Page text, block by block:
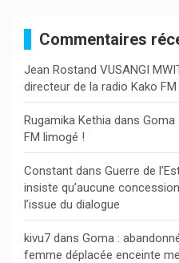
c
h
e
r
Commentaires
Jean Rostand VUSANGI
directeur de la radio Kako
Rugamika Kethia dans Goma
FM limogé !
Constant dans Guerre de
insiste qu’aucune
l’issue du dialogue
kivu7 dans Goma :
femme déplacée enceinte